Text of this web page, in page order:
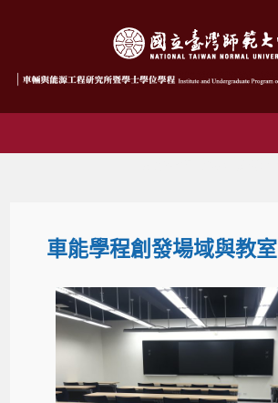
車能學程創發場域與教室